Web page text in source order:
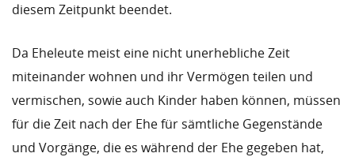
diesem Zeitpunkt beendet.
Da Eheleute meist eine nicht unerhebliche Zeit
miteinander wohnen und ihr Vermögen teilen und
vermischen, sowie auch Kinder haben können, müssen
für die Zeit nach der Ehe für sämtliche Gegenstände
und Vorgänge, die es während der Ehe gegeben hat,